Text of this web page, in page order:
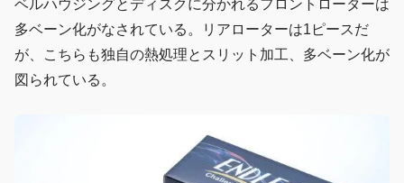
ベルハウジングとディスクに分かれるフロントローターは
多ベーン化がなされている。リアローターは1ピースだ
が、こちらも独自の熱処理とスリット加工、多ベーン化が
図られている。